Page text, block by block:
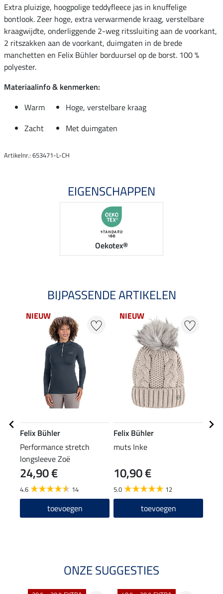
Extra pluizige, hoogpolige teddyfleece jas in knuffelige
bontlook. Zeer hoge, extra verwarmende kraag, verstelbare
kraagwijdte, onderliggende 2-weg ritssluiting aan de voorkant,
2 ritszakken aan de voorkant, duimgaten in de brede
manchetten en Felix Bühler borduursel op de borst. 100 %
polyester.
Materiaalinfo & kenmerken:
Warm
Hoge, verstelbare kraag
Zacht
Met duimgaten
Artikelnr.: 653471-L-CH
EIGENSCHAPPEN
Oekotex®
BIJPASSENDE ARTIKELEN
NIEUW
Felix Bühler
Performance stretch
longsleeve Zoë
24,90 €
4.6 14
toevoegen
NIEUW
Felix Bühler
muts Inke
10,90 €
5.0 12
toevoegen
ONZE SUGGESTIES